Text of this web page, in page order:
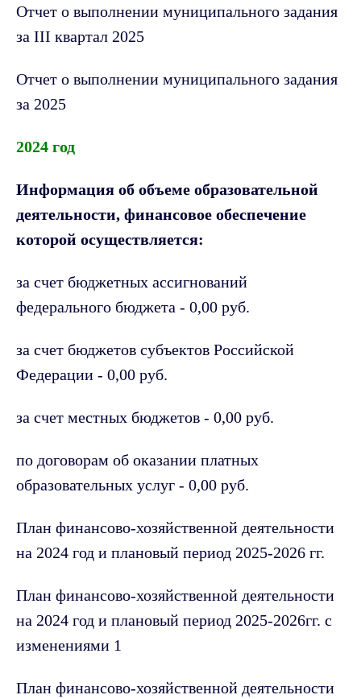
Отчет о выполнении муниципального задания
за III квартал 2025
Отчет о выполнении муниципального задания
за 2025
2024 год
Информация об объеме образовательной
деятельности, финансовое обеспечение
которой осуществляется:
за счет бюджетных ассигнований
федерального бюджета - 0,00 руб.
за счет бюджетов субъектов Российской
Федерации - 0,00 руб.
за счет местных бюджетов - 0,00 руб.
по договорам об оказании платных
образовательных услуг - 0,00 руб.
План финансово-хозяйственной деятельности
на 2024 год и плановый период 2025-2026 гг.
План финансово-хозяйственной деятельности
на 2024 год и плановый период 2025-2026гг. с
изменениями 1
План финансово-хозяйственной деятельности